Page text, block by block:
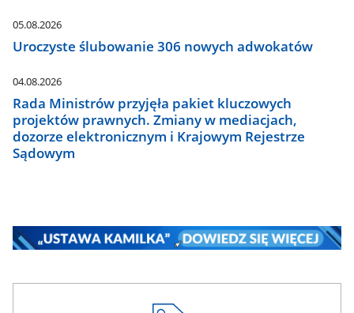
05.08.2026
Uroczyste ślubowanie 306 nowych adwokatów
04.08.2026
Rada Ministrów przyjęła pakiet kluczowych
projektów prawnych. Zmiany w mediacjach,
dozorze elektronicznym i Krajowym Rejestrze
Sądowym